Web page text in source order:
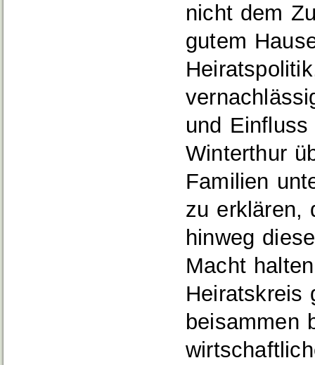
nicht dem
gutem
und
Winterthur
Familien
zu erklären,
hinweg
Macht
Heiratskreis
beisammen